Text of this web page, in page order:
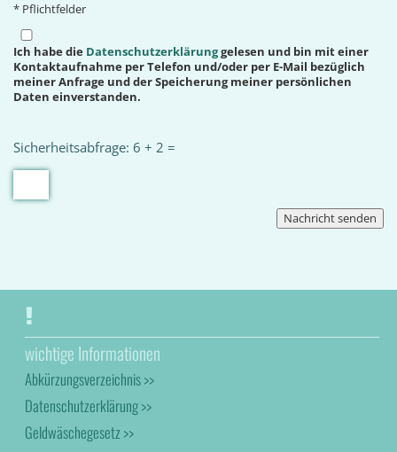
* Pflichtfelder
Ich habe die Datenschutzerklärunggelesen und bin mit einer
Kontaktaufnahme per Telefon und/oder per E-Mail bezüglich
meiner Anfrage und der Speicherung meiner persönlichen
Daten einverstanden.
Sicherheitsabfrage: 6 + 2 =
wichtige Informationen
Abkürzungsverzeichnis >>
Datenschutzerklärung >>
Geldwäschegesetz >>